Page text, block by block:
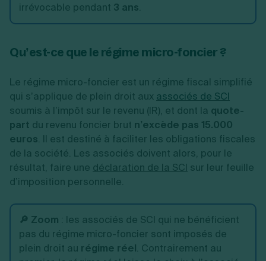
irrévocable pendant 3 ans.
Qu’est-ce que le régime micro-foncier ?
Le régime micro-foncier est un régime fiscal simplifié
qui s’applique de plein droit aux associés de SCI
soumis à l’impôt sur le revenu (IR), et dont la quote-
part du revenu foncier brut n’excède pas 15.000
euros. Il est destiné à faciliter les obligations fiscales
de la société. Les associés doivent alors, pour le
résultat, faire une déclaration de la SCI sur leur feuille
d’imposition personnelle.
🔎 Zoom : les associés de SCI qui ne bénéficient
pas du régime micro-foncier sont imposés de
plein droit au régime réel. Contrairement au